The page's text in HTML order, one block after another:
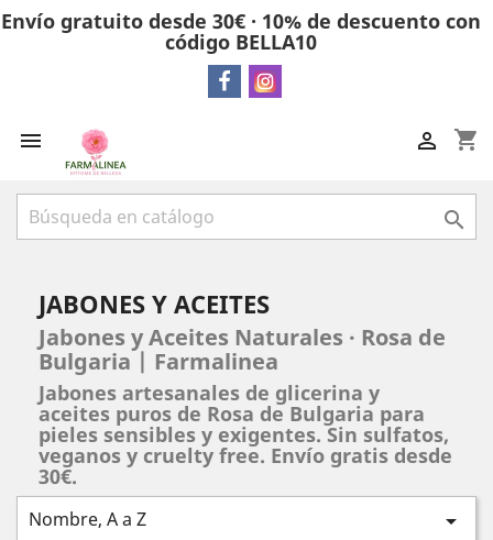
Envío gratuito desde 30€ · 10% de descuento con
código BELLA10
 shopping_cart


JABONES Y ACEITES
Jabones y Aceites Naturales · Rosa de
Bulgaria | Farmalinea
Jabones artesanales de glicerina y
aceites puros de Rosa de Bulgaria para
pieles sensibles y exigentes. Sin sulfatos,
veganos y cruelty free. Envío gratis desde
30€.
Nombre, A a Z 